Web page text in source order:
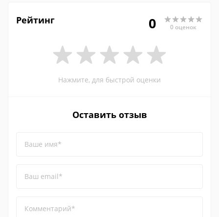
Рейтинг 0 0 оценок
Нажмите, для быстрой оценки
Оставить отзыв
Ваше имя*
Ваш email*
Комментарий*